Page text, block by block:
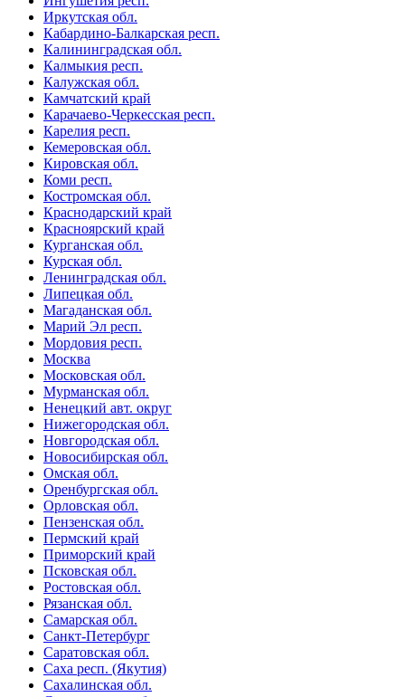
Иркутская обл.
Кабардино-Балкарская респ.
Калининградская обл.
Калмыкия респ.
Калужская обл.
Камчатский край
Карачаево-Черкесская респ.
Карелия респ.
Кемеровская обл.
Кировская обл.
Коми респ.
Костромская обл.
Краснодарский край
Красноярский край
Курганская обл.
Курская обл.
Ленинградская обл.
Липецкая обл.
Магаданская обл.
Марий Эл респ.
Мордовия респ.
Москва
Московская обл.
Мурманская обл.
Ненецкий авт. округ
Нижегородская обл.
Новгородская обл.
Новосибирская обл.
Омская обл.
Оренбургская обл.
Орловская обл.
Пензенская обл.
Пермский край
Приморский край
Псковская обл.
Ростовская обл.
Рязанская обл.
Самарская обл.
Санкт-Петербург
Саратовская обл.
Саха респ. (Якутия)
Сахалинская обл.